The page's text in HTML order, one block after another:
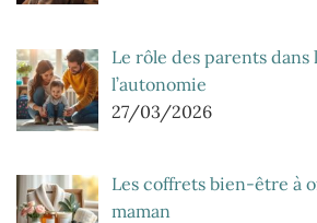
Le rôle des parents dans
l’autonomie
27/03/2026
Les coffrets bien-être à
maman